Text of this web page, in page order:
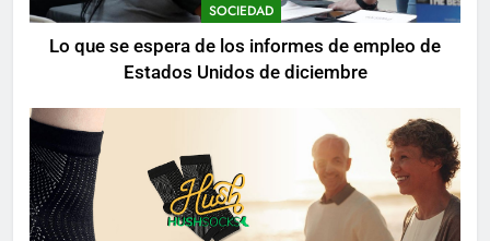
SOCIEDAD
Lo que se espera de los informes de empleo de
Estados Unidos de diciembre